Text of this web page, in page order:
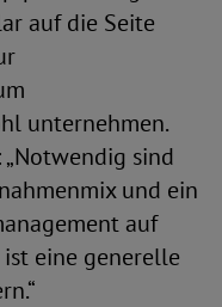
auf die Seite
unternehmen.
sind
und ein
auf
eine generelle